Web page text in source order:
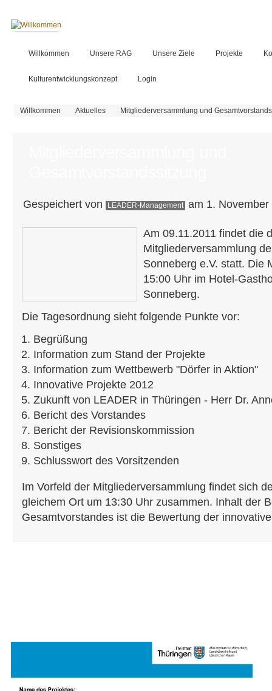
Willkommen Unsere RAG Unsere Ziele Projekte
Kulturentwicklungskonzept Login
Sie sind hier
Willkommen Aktuelles Mitgliederversammlung und
Gespeichert von LEADER-Management am 1.
Am 09.11.2011 findet die
Mitgliederversammlung
Sonneberg e.V. statt. Die
15:00 Uhr im Hotel-
Sonneberg.
Die Tagesordnung sieht folgende Punkte vor:
Begrüßung
Information zum Stand der Projekte
Information zum Wettbewerb "Dörfer in Aktion"
Innovative Projekte 2012
Zukunft von LEADER in Thüringen - Herr Dr.
Bericht des Vorstandes
Bericht der Revisionskommission
Sonstiges
Schlusswort des Vorsitzenden
Im Vorfeld der Mitgliederversammlung findet sich
gleichem Ort um 13:30 Uhr zusammen. Inhalt der
Gesamtvorstandes ist die Bewertung der